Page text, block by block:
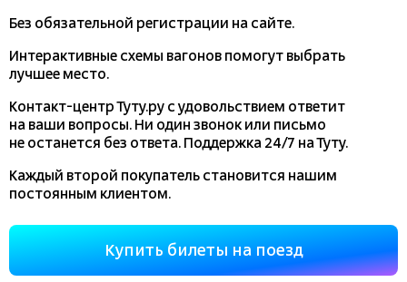
Без обязательной регистрации на сайте.
Интерактивные схемы вагонов помогут выбрать
лучшее место.
Контакт-центр Туту.ру с удовольствием ответит
на ваши вопросы. Ни один звонок или письмо
не останется без ответа. Поддержка 24/7 на Туту.
Каждый второй покупатель становится нашим
постоянным клиентом.
Купить билеты на поезд